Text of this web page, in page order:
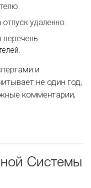
удаленно.
и
не один год,
комментарии,
Системы